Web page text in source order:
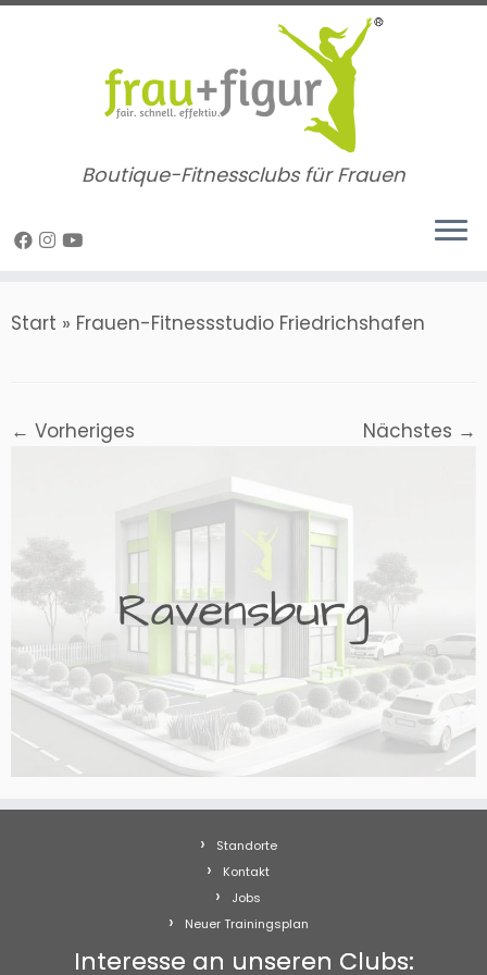
Zum
Boutique-Fitnessclubs für Frauen
Start » Frauen-Fitnessstudio Friedrichshafen
← Vorheriges Nächstes →
Standorte
Kontakt
Jobs
Neuer Trainingsplan
Interesse an unseren Clubs: